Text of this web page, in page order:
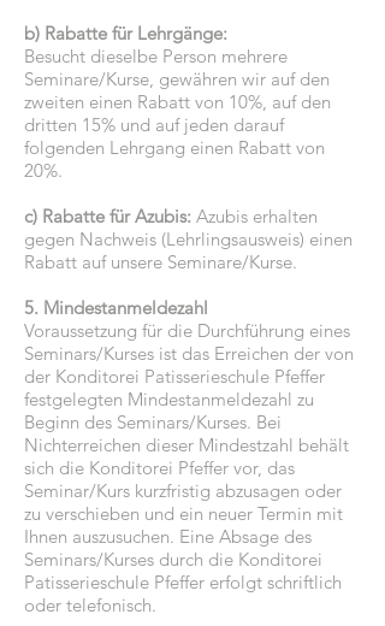
b) Rabatte für Lehrgänge:
Besucht dieselbe Person mehrere
Seminare/Kurse, gewähren wir auf den
zweiten einen Rabatt von 10%, auf den
dritten 15% und auf jeden darauf
folgenden Lehrgang einen Rabatt von
20%.
c) Rabatte für Azubis: Azubis erhalten
gegen Nachweis (Lehrlingsausweis) einen
Rabatt auf unsere Seminare/Kurse.
5. Mindestanmeldezahl
Voraussetzung für die Durchführung eines
Seminars/Kurses ist das Erreichen der von
der Konditorei Patisserieschule Pfeffer
festgelegten Mindestanmeldezahl zu
Beginn des Seminars/Kurses. Bei
Nichterreichen dieser Mindestzahl behält
sich die Konditorei Pfeffer vor, das
Seminar/Kurs kurzfristig abzusagen oder
zu verschieben und ein neuer Termin mit
Ihnen auszusuchen. Eine Absage des
Seminars/Kurses durch die Konditorei
Patisserieschule Pfeffer erfolgt schriftlich
oder telefonisch.